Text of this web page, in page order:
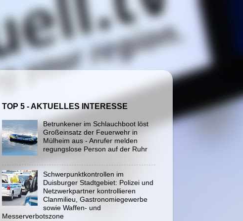
TOP 5 - AKTUELLES INTERESSE
Betrunkener im Schlauchboot löst
Großeinsatz der Feuerwehr in
Mülheim aus - Anrufer melden
regungslose Person auf der Ruhr
Schwerpunktkontrollen im
Duisburger Stadtgebiet: Polizei und
Netzwerkpartner kontrollieren
Clanmilieu, Gastronomiegewerbe
sowie Waffen- und
Messerverbotszone